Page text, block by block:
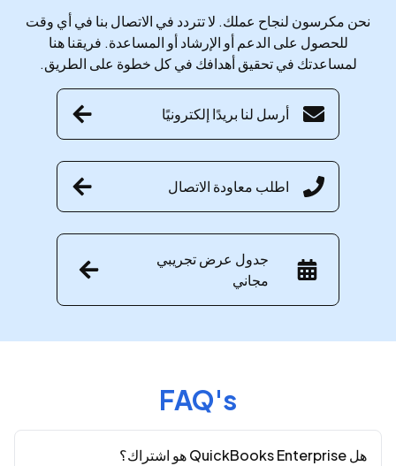
نحن مكرسون لنجاح عملك. لا تتردد في الاتصال بنا في أي وقت
للحصول على الدعم أو الإرشاد أو المساعدة. فريقنا هنا
لمساعدتك في تحقيق أهدافك في كل خطوة على الطريق.
أرسل لنا بريدًا إلكترونيًا
اطلب معاودة الاتصال
جدول عرض تجريبي
مجاني
FAQ's
هل QuickBooks Enterprise هو اشتراك؟